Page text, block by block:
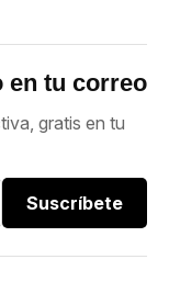
en tu correo
gratis en tu
Suscríbete